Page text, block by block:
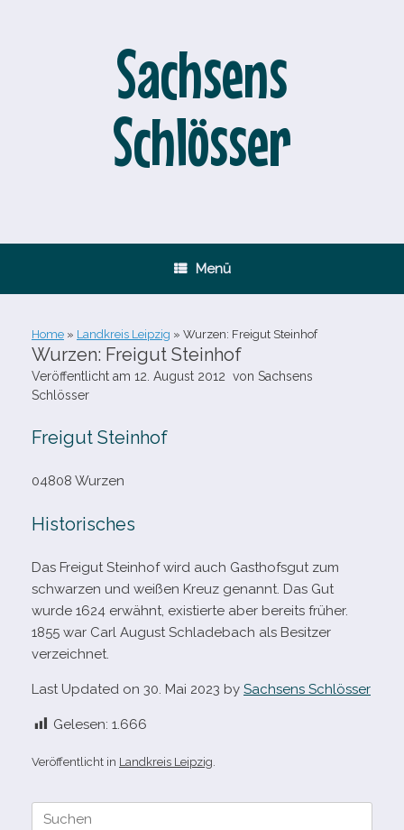
Sachsens
Schlösser
Menü
Home » Landkreis Leipzig » Wurzen: Freigut Steinhof
Wurzen: Freigut Steinhof
Veröffentlicht am 12. August 2012 von Sachsens
Schlösser
Freigut Steinhof
04808 Wurzen
Historisches
Das Freigut Steinhof wird auch Gasthofsgut zum
schwar­zen und wei­ßen Kreuz genannt. Das Gut
wurde 1624 erwähnt, exis­tierte aber bereits frü­her.
1855 war Carl August Schladebach als Besitzer
verzeichnet.
Last Updated on 30. Mai 2023 by Sachsens Schlösser
Gelesen: 1.666
Veröffentlicht in Landkreis Leipzig
Suche